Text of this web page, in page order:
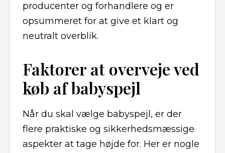
producenter og forhandlere og er
opsummeret for at give et klart og
neutralt overblik.
Faktorer at overveje ved
køb af babyspejl
Når du skal vælge babyspejl, er der
flere praktiske og sikkerhedsmæssige
aspekter at tage højde for. Her er nogle